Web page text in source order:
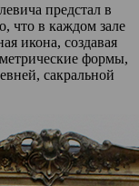
предстал в
что в каждом зале
икона, создавая
формы,
сакральной